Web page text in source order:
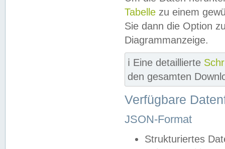
Tabelle zu einem
Sie dann die Option
Diagrammanzeige.
ℹ️ Eine detaillierte
den gesamten
Verfügbare
JSON-Format
Strukturiertes